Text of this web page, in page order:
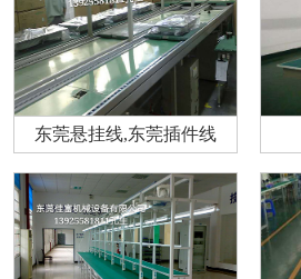
东莞悬挂线,东莞插件线